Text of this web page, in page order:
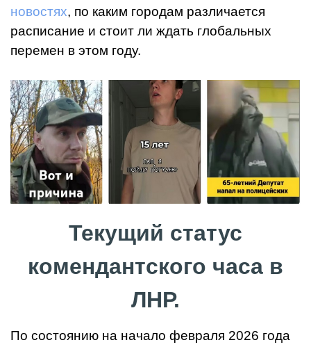
новостях, по каким городам различается
расписание и стоит ли ждать глобальных
перемен в этом году.
Текущий статус
комендантского часа в
ЛНР.
По состоянию на начало февраля 2026 года